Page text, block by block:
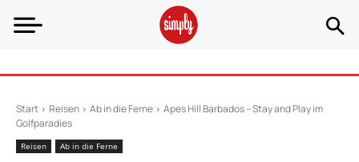
Start Reisen Ab in die Ferne
Apes Hill Barbados – Stay and Play im
Golfparadies
Reisen Ab in die Ferne